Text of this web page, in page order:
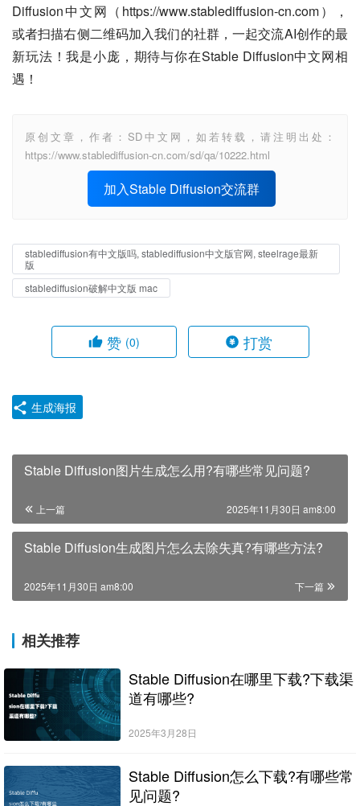
Diffusion中文网（https://www.stablediffusion-cn.com），
或者扫描右侧二维码加入我们的社群，一起交流AI创作的最
新玩法！我是小庞，期待与你在Stable Diffusion中文网相
遇！
原创文章，作者：SD中文网，如若转载，请注明出处：
https://www.stablediffusion-cn.com/sd/qa/10222.html
加入Stable Diffusion交流群
stablediffusion有中文版吗, stablediffusion中文版官网, steelrage最新
版
stablediffusion破解中文版 mac
赞 (0) 打赏
生成海报
Stable Diffusion图片生成怎么用?有哪些常见问题?
上一篇 2025年11月30日 am8:00
Stable Diffusion生成图片怎么去除失真?有哪些方法?
下一篇
2025年11月30日 am8:00
相关推荐
Stable Diffusion在哪里下载?下载渠
道有哪些?
2025年3月28日
Stable Diffusion怎么下载?有哪些常
见问题?